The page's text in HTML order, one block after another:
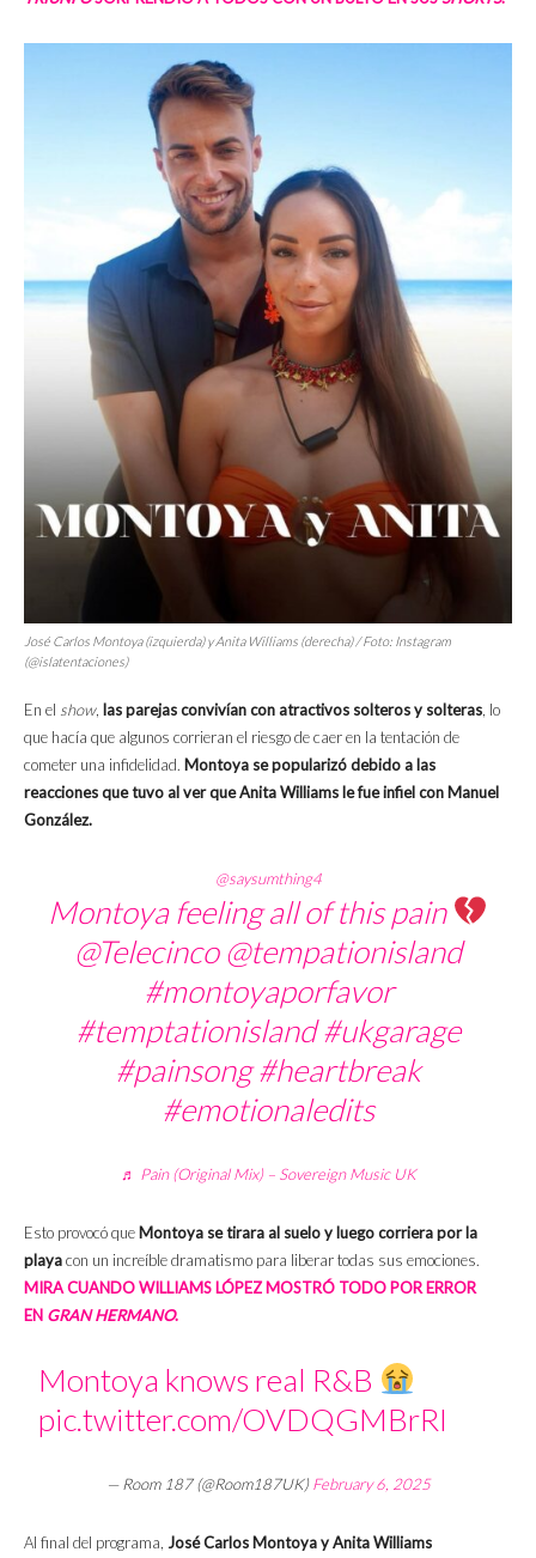
José Carlos Montoya (izquierda) y Anita Williams (derecha) / Foto: Instagram
(@islatentaciones)
En el show, las parejas convivían con atractivos solteros y solteras , lo
que hacía que algunos corrieran el riesgo de caer en la tentación de
cometer una infidelidad. Montoya se popularizó debido a las
reacciones que tuvo al ver que Anita Williams le fue infiel con Manuel
González.
@saysumthing4
Montoya feeling all of this pain
@Telecinco @tempationisland
#montoyaporfavor
#temptationisland #ukgarage
#painsong #heartbreak
#emotionaledits
♬ Pain (Original Mix) – Sovereign Music UK
Esto provocó que Montoya se tirara al suelo y luego corriera por la
playacon un increíble dramatismo para liberar todas sus emociones.
MIRA CUANDO WILLIAMS LÓPEZ MOSTRÓ TODO POR ERROR
EN GRAN HERMANO.
Montoya knows real R&B
pic.twitter.com/OVDQGMBrRI
— Room 187 (@Room187UK)February 6, 2025
Al final del programa, José Carlos Montoya y Anita Williams